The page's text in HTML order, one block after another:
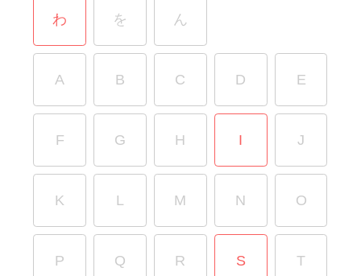
わ を ん
A B C D E
F G H I J
K L M N O
P Q R S T